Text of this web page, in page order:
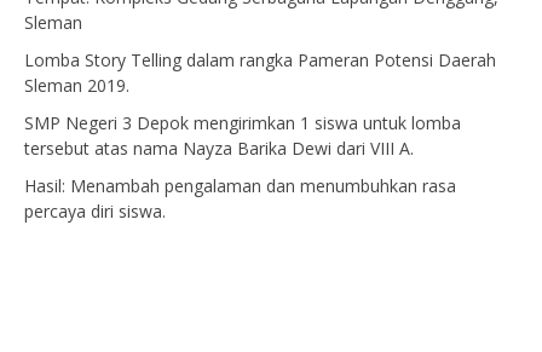
Sleman
Lomba Story Telling dalam rangka Pameran Potensi Daerah
Sleman 2019.
SMP Negeri 3 Depok mengirimkan 1 siswa untuk lomba
tersebut atas nama Nayza Barika Dewi dari VIII A.
Hasil: Menambah pengalaman dan menumbuhkan rasa
percaya diri siswa.